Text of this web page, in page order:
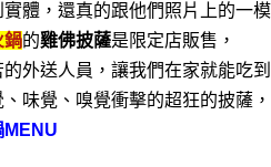
實體，還真的跟他們照片上的一
鍋的雞佛披薩是限定店販售，
外送人員，讓我們在家就能吃到
味覺、嗅覺衝擊的超狂的披薩
MENU